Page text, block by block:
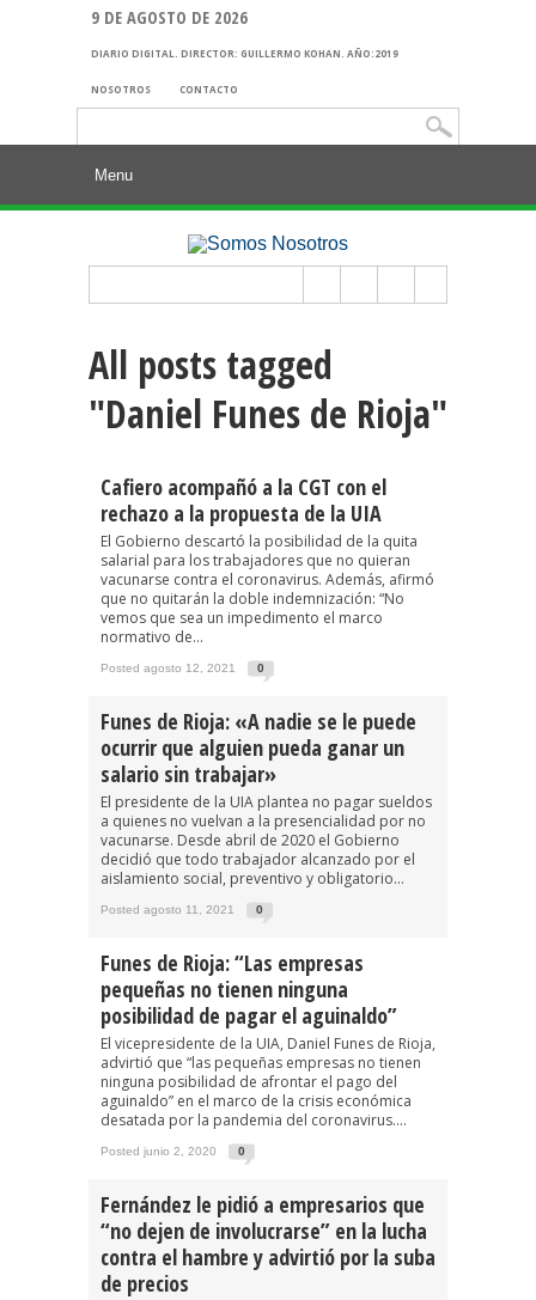
9 DE AGOSTO DE 2026
DIARIO DIGITAL. DIRECTOR: GUILLERMO KOHAN. AÑO:2019
NOSOTROS CONTACTO
All posts tagged
"Daniel Funes de Rioja"
Cafiero acompañó a la CGT con el
rechazo a la propuesta de la UIA
El Gobierno descartó la posibilidad de la quita
salarial para los trabajadores que no quieran
vacunarse contra el coronavirus. Además, afirmó
que no quitarán la doble indemnización: “No
vemos que sea un impedimento el marco
normativo de...
Posted agosto 12, 2021 0
Funes de Rioja: «A nadie se le puede
ocurrir que alguien pueda ganar un
salario sin trabajar»
El presidente de la UIA plantea no pagar sueldos
a quienes no vuelvan a la presencialidad por no
vacunarse. Desde abril de 2020 el Gobierno
decidió que todo trabajador alcanzado por el
aislamiento social, preventivo y obligatorio...
Posted agosto 11, 2021 0
Funes de Rioja: “Las empresas
pequeñas no tienen ninguna
posibilidad de pagar el aguinaldo”
El vicepresidente de la UIA, Daniel Funes de Rioja,
advirtió que “las pequeñas empresas no tienen
ninguna posibilidad de afrontar el pago del
aguinaldo” en el marco de la crisis económica
desatada por la pandemia del coronavirus....
Posted junio 2, 2020 0
Fernández le pidió a empresarios que
“no dejen de involucrarse” en la lucha
contra el hambre y advirtió por la suba
de precios